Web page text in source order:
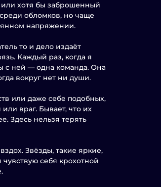
или хотя бы заброшенный
обломков, но чаще
напряжении.
то и дело издаёт
Каждый раз, когда я
с ней — одна команда. Она
вокруг нет ни души.
или даже себе подобных,
враг. Бывает, что их
Здесь нельзя терять
Звёзды, такие яркие,
себя крохотной